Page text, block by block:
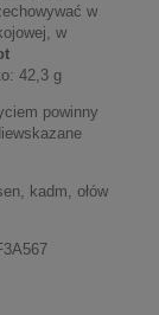
w
w
42,3 g
powinny
kadm, ołów